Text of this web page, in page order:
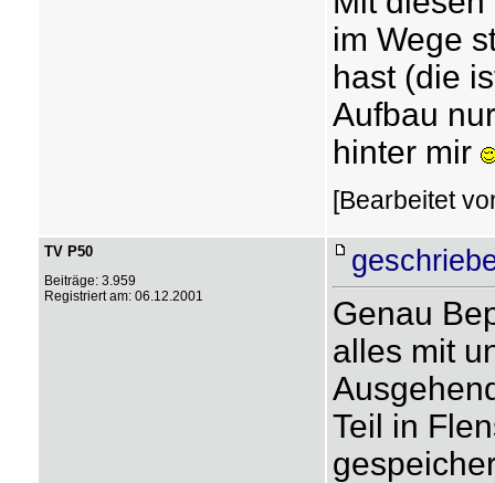
im Wege
hast (die
Aufbau
hinter mir
[Bearbeitet
TV P50
Beiträge: 3.959
Registriert am: 06.12.2001
Genau
alles mit
Teil in